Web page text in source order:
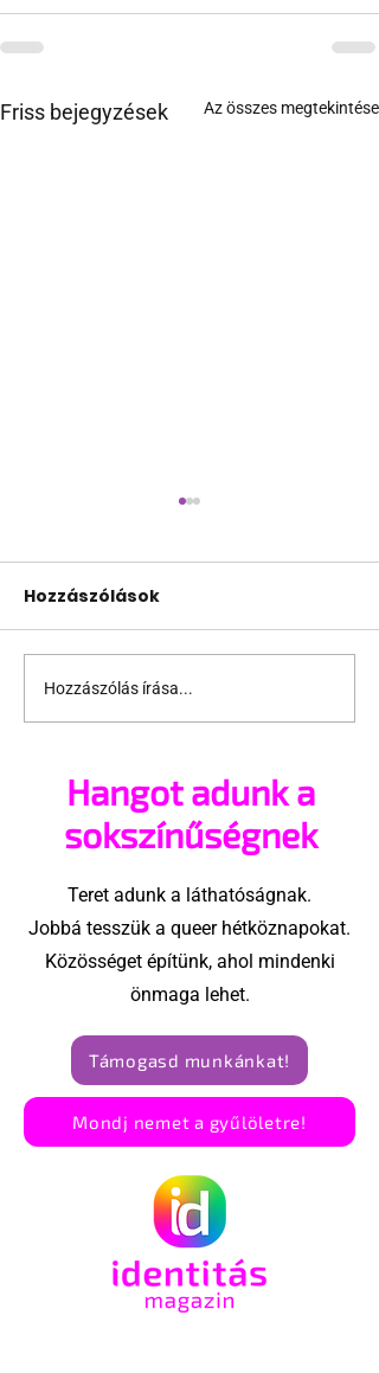
Friss bejegyzések Az összes megtekintése
Támogathatsz és
ajánlhatsz: Te is részt
megvalósításában
Hozzászólások
Hozzászólás írása...
Hangot adunk a
sokszínűségnek
Teret adunk a láthatóságnak.
Jobbá tesszük a queer hétköznapokat.
Közösséget építünk, ahol mindenki
önmaga lehet.
Támogasd munkánkat!
Mondj nemet a gyűlöletre!